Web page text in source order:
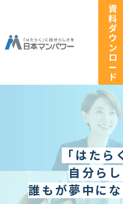
資
料
ダ
ウ
ン
ロ
ー
ド
個人のお客様
法人のお客様
教育関係者
HRフェス／イベ
キャリアのこれ
企業情報
採用情報
「はたら
自分ら
誰もが夢中に